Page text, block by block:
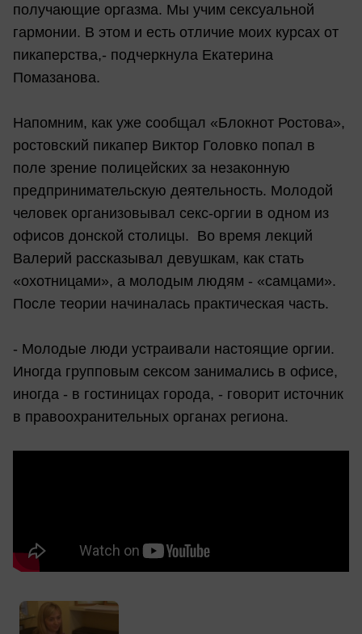
получающие оргазма. Мы учим сексуальной
гармонии. В этом и есть отличие моих курсах от
пикаперства,- подчеркнула Екатерина
Помазанова.
Напомним, как уже сообщал «Блокнот Ростова»,
ростовский пикапер Виктор Головко попал в
поле зрение полицейских за незаконную
предпринимательскую деятельность. Молодой
человек организовывал секс-оргии в одном из
офисов донской столицы. Во время лекций
Валерий рассказывал девушкам, как стать
«охотницами», а молодым людям - «самцами».
После теории начиналась практическая часть.
- Молодые люди устраивали настоящие оргии.
Иногда групповым сексом занимались в офисе,
иногда - в гостиницах города, - говорит источник
в правоохранительных органах региона.